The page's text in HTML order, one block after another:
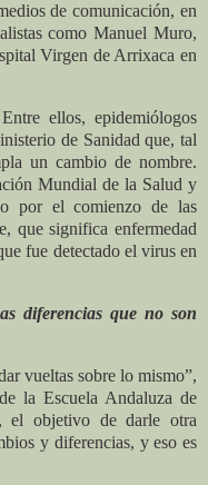
de comunicación, en
como Manuel Muro,
Virgen de Arrixaca en
ellos, epidemiólogos
de Sanidad que, tal
un cambio de nombre.
Mundial de la Salud y
por el comienzo de las
que significa enfermedad
fue detectado el virus en
diferencias que no son
vueltas sobre lo mismo”,
la Escuela Andaluza de
el objetivo de darle otra
y diferencias, y eso es